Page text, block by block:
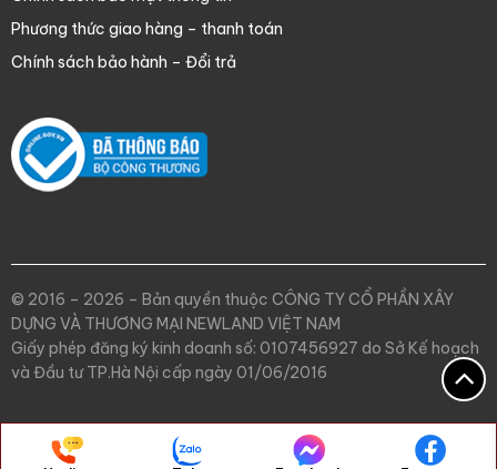
Phương thức giao hàng – thanh toán
Chính sách bảo hành – Đổi trả
© 2016 – 2026 – Bản quyền thuộc CÔNG TY CỔ PHẦN XÂY
DỰNG VÀ THƯƠNG MẠI NEWLAND VIỆT NAM
Giấy phép đăng ký kinh doanh số: 0107456927 do Sở Kế hoạch
và Đầu tư TP.Hà Nội cấp ngày 01/06/2016